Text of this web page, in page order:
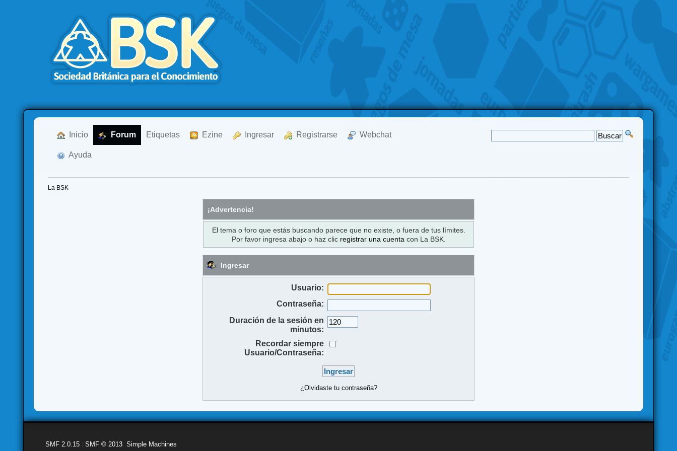
Inicio Forum Etiquetas Ezine Ingresar Registrarse Webchat
Ayuda
La BSK
¡Advertencia!
El tema o foro que estás buscando parece que no existe, o fuera de tus límites.
Por favor ingresa abajo o haz clic registrar una cuenta con La BSK.
Ingresar
Usuario:
Contraseña:
Duración de la sesión en
minutos:
Recordar siempre
Usuario/Contraseña:
¿Olvidaste tu contraseña?
SMF 2.0.15 |SMF © 2013 ,Simple Machines